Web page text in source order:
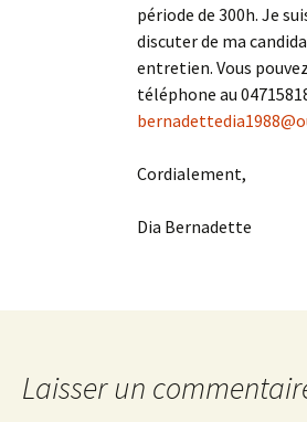
période de 300h. Je
discuter de ma
entretien. Vous
téléphone au
Cordialement,
Dia Bernadette
Laisser un